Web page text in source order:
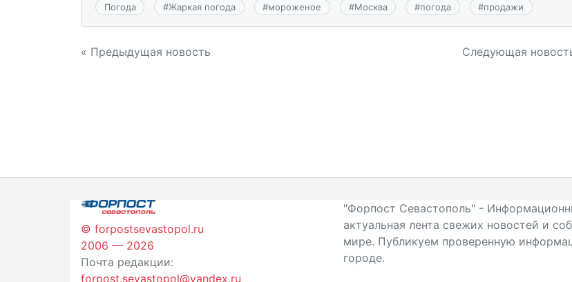
Погода #Жаркая погода #мороженое #Москва #погода #продажи
Навигация
« Предыдущая новость Следующая
© forpostsevastopol.ru
2006 — 2026
Почта редакции:
forpost.sevastopol@yandex.ru
"Форпост Севастополь" -
актуальная лента свежих новостей и
мире. Публикуем проверенную
городе.